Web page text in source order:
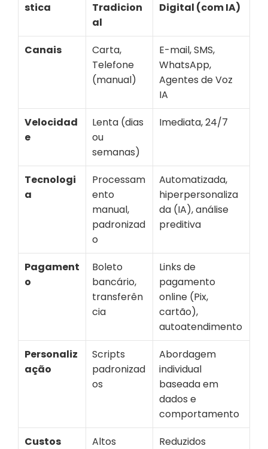
stica
Tradicion
al
Digital (com IA)
Canais
Carta,
Telefone
(manual)
E-mail, SMS,
WhatsApp,
Agentes de Voz
IA
Velocidad
e
Lenta (dias
ou
semanas)
Imediata, 24/7
Tecnologi
a
Processam
ento
manual,
padronizad
o
Automatizada,
hiperpersonaliza
da (IA), análise
preditiva
Pagament
o
Boleto
bancário,
transferên
cia
Links de
pagamento
online (Pix,
cartão),
autoatendimento
Personaliz
ação
Scripts
padronizad
os
Abordagem
individual
baseada em
dados e
comportamento
Custos
Altos
Reduzidos